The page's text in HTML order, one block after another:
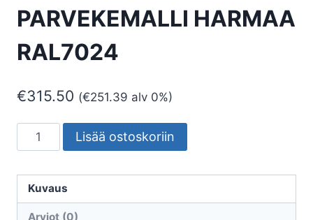
PARVEKEMALLI HARMAA
RAL7024
€315.50 (€251.39 alv 0%)
LÄMPÖPUMPUN
SUOJAKOTELO
PARVEKEMALLI
HARMAA
Lisää ostoskoriin
Kuvaus
Arviot (0)